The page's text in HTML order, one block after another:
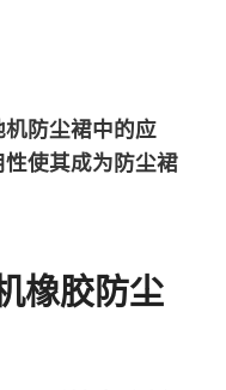
防尘裙中的应
使其成为防尘裙
橡胶防尘